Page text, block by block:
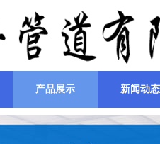
产品展示 新闻动态